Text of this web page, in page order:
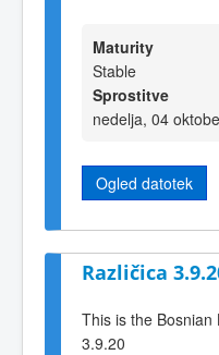
Maturity
Stable
Sprostitve
nedelja, 04
Ogled datotek
Različica
This is the
3.9.20